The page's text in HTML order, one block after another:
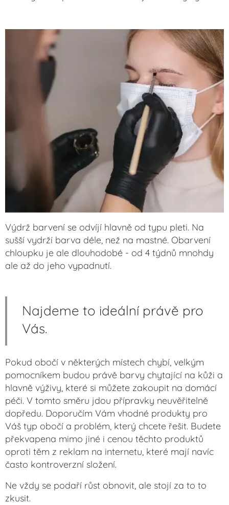
Výdrž barvení se odvíjí hlavně od typu pleti. Na
sušší vydrží barva déle, než na mastné. Obarvení
chloupku je ale dlouhodobé - od 4 týdnů mnohdy
ale až do jeho vypadnutí.
Najdeme to ideální právě pro
Vás.
Pokud obočí v některých místech chybí, velkým
pomocníkem budou právě barvy chytající na kůži a
hlavně výživy, které si můžete zakoupit na domácí
péči. V tomto směru jdou přípravky neuvěřitelně
dopředu. Doporučím Vám vhodné produkty pro
Váš typ obočí a problém, který chcete řešit. Budete
překvapena mimo jiné i cenou těchto produktů
oproti těm z reklam na internetu, které mají navíc
často kontroverzní složení.
Ne vždy se podaří růst obnovit, ale stojí za to to
zkusit.